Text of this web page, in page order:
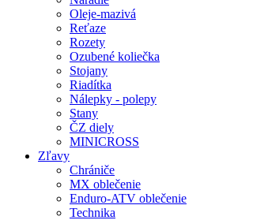
Oleje-mazivá
Reťaze
Rozety
Ozubené koliečka
Stojany
Riadítka
Nálepky - polepy
Stany
ČZ diely
MINICROSS
Zľavy
Chrániče
MX oblečenie
Enduro-ATV oblečenie
Technika